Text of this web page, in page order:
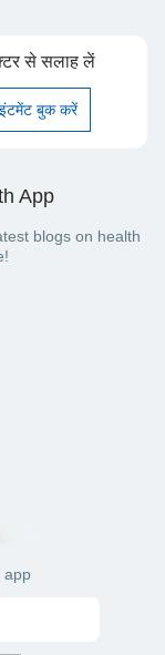
से सलाह लें
बुक करें
App
blogs on health
app